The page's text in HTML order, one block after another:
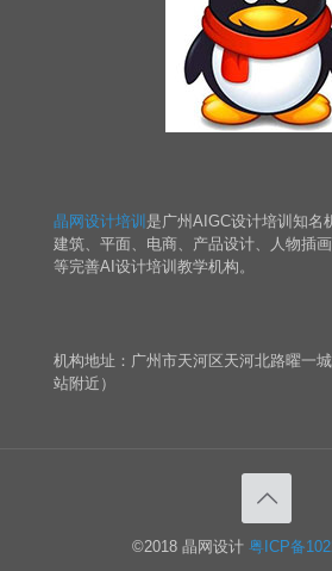
晶网设计培训 是广州AIGC设计培训知名
建筑、平面、电商、产品设计、人物插
等完善AI设计培训教学机构。
机构地址：广州市天河区天河北路曜一
站附近）
©2018 晶网设计 粤ICP备